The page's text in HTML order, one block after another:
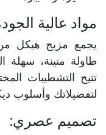
مواد عالية
طاولة متينة، سهلة
تتيح التشطيبات
لتفضيلاتك وأسلوب
تصميم عصري:​